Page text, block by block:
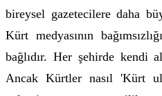
bireysel gazetecilere daha
Kürt medyasının
bağlıdır. Her şehirde kendi
Ancak Kürtler nasıl 'Kürt